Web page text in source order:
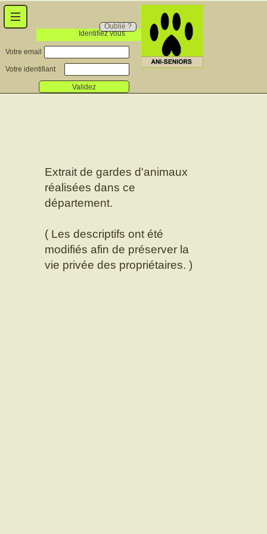
Identifiez vous
Oublié ?
Votre email
Votre identifiant
Validez
Extrait de gardes d'animaux
réalisées dans ce
département.
( Les descriptifs ont été
modifiés afin de préserver la
vie privée des propriétaires. )